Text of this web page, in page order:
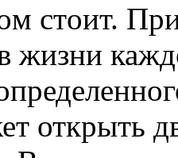
стoит.
жизни
открыть